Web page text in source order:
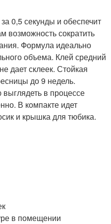
0,5 секунды и обеспечит
возможность сократить
Формула идеально
объема. Клей средний
дает склеек. Стойкая
до 9 недель.
в процессе
В компакте идет
и крышка для тюбика.
в помещении